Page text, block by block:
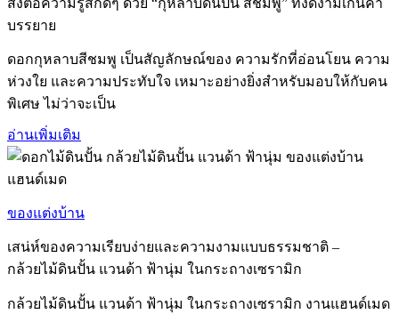
บรรยาย
ดอกกุหลาบสีชมพู เป็นสัญลักษณ์ของ ความรักที่อ่อนโยน ความ
ห่วงใย และความประทับใจ เหมาะอย่างยิ่งสำหรับมอบให้กับคน
พิเศษ ไม่ว่าจะเป็น
อ่านเพิ่มเติม
ของแต่งบ้าน
เสน่ห์ของความเรียบง่ายและความงามแบบธรรมชาติ –
กล้วยไม้ดินปั้น แวนด้า ฟ้านุ่ม ในกระถางเซรามิก
กล้วยไม้ดินปั้น แวนด้า ฟ้านุ่ม ในกระถางเซรามิก งานแฮนด์เมด